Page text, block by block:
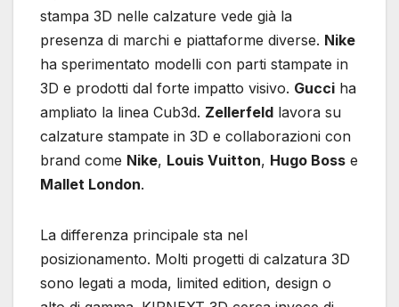
stampa 3D nelle calzature vede già la
presenza di marchi e piattaforme diverse. Nike
ha sperimentato modelli con parti stampate in
3D e prodotti dal forte impatto visivo. Gucci ha
ampliato la linea Cub3d. Zellerfeld lavora su
calzature stampate in 3D e collaborazioni con
brand come Nike, Louis Vuitton, Hugo Boss e
Mallet London.
La differenza principale sta nel
posizionamento. Molti progetti di calzatura 3D
sono legati a moda, limited edition, design o